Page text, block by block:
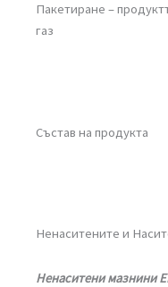
Пакетиране –
газ
Състав на продукта
Ненаситените и
Ненаситени мазнини